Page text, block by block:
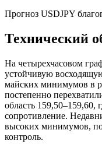
Прогноз USDJPY
Технический
На четырехчасовом
устойчивую
майских минимумов в
постепенно
область 159,50–159,60,
сопротивление.
высоких минимумов,
контроль.